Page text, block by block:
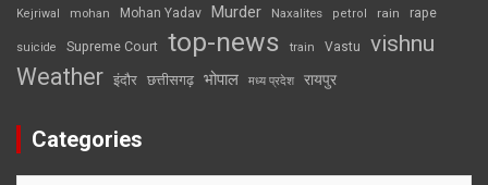
Kejriwal mohan Mohan Yadav Murder Naxalites petrol rain rape
suicide Supreme Court top-news train Vastu vishnu
Weather इंदौर छत्तीसगढ़ भोपाल मध्य प्रदेश रायपुर
Categories